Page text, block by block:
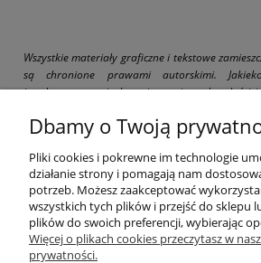
Wszystkie materiały graficzne i tekstowe
są chronione prawami autorskimi.
i wykorzystywanie bez pisemnej zgody
Pomoc
Dbamy o Twoją
Pliki cookies i pokrewne im technologie
działanie strony i pomagają nam
potrzeb. Możesz zaakceptować
wszystkich tych plików i przejść do sklepu
plików do swoich preferencji, wybierając
Więcej o plikach cookies przeczytasz w
prywatności.